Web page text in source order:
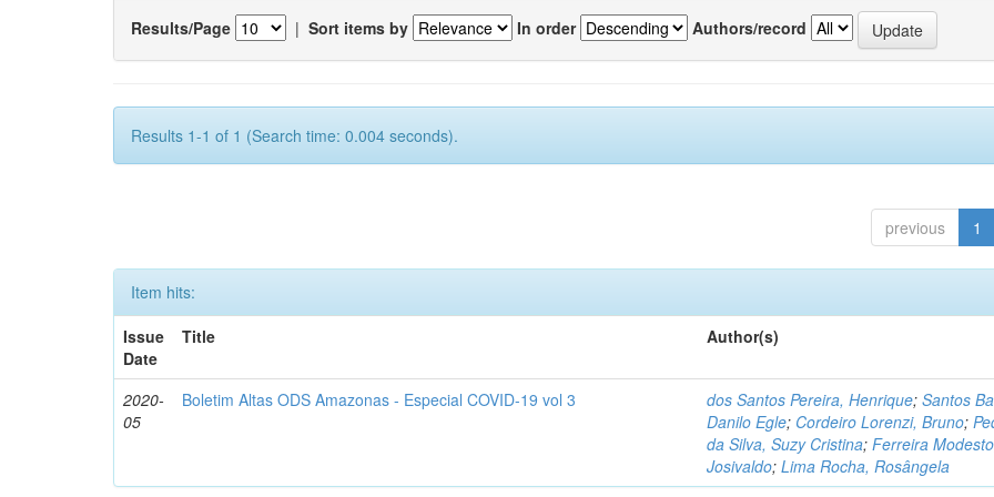
Results/Page | Sort items by In order Authors/record
Results 1-1 of 1 (Search time: 0.004 seconds).
previous 1
Item hits:
Issue
Date
Title Author(s)
2020-
05
Boletim Altas ODS Amazonas - Especial COVID-19 vol 3 dos Santos Pereira, Henrique;Santos
Danilo Egle; Cordeiro Lorenzi, Bruno;
da Silva, Suzy Cristina;Ferreira
Josivaldo;Lima Rocha, Rosângela